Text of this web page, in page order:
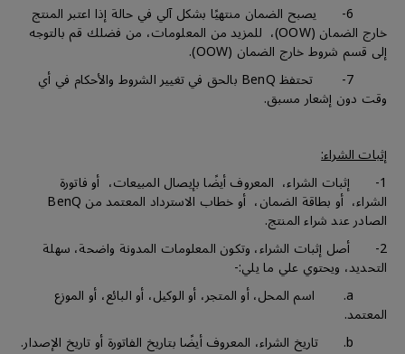
6- يصبح الضمان منتهيًا بشكل آلي في حالة إذا اعتبر المنتج
خارج الضمان (OOW)، للمزيد من المعلومات، من فضلك قم بالتوجه
إلى قسم شروط خارج الضمان (OOW).
7- تحتفظ BenQ بالحق في تغيير الشروط والأحكام في أي
وقت دون إشعار مسبق.
إثبات الشراء:
1- إثبات الشراء، المعروف أيضًا بإيصال المبيعات، أو فاتورة
الشراء، أو بطاقة الضمان، أو خطاب الاسترداد المعتمد من BenQ
الصادر عند شراء المنتج.
2- أصل إثبات الشراء، وتكون المعلومات المدونة واضحة، سهلة
التحديد، ويحتوي علي ما يلي:-
a. اسم المحل، أو المتجر، أو الوكيل، أو البائع، أو الموزع
المعتمد.